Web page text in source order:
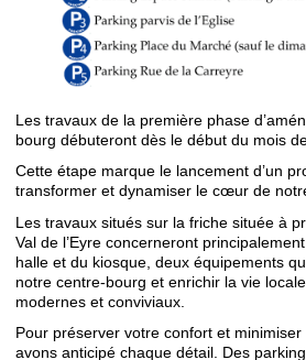
Les travaux de la première phase
bourg débuteront dès le début du mois
Cette étape marque le lancement d’un
transformer et dynamiser le cœur de
Les travaux situés sur la friche située à
Val de l’Eyre concerneront
halle et du kiosque, deux équipements
notre centre-bourg et enrichir la vie
modernes et conviviaux.
Pour préserver votre confort et
avons anticipé chaque détail. Des